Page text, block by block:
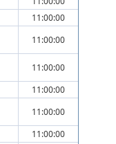
11:00:00
11:00:00
11:00:00
11:00:00
11:00:00
11:00:00